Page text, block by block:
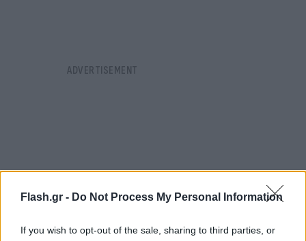
Flash.gr - Do Not Process My Personal Information
If you wish to opt-out of the sale, sharing to third parties, or